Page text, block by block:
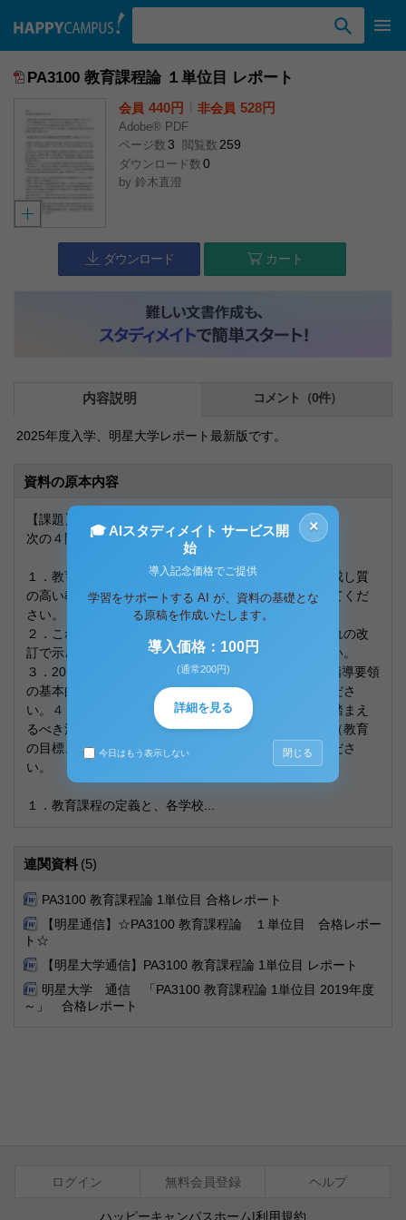
PA3100 教育課程論 １単位目 レポート
会員 440円 非会員 528円
Adobe® PDF
ページ数 3 閲覧数 259
ダウンロード数 0
by 鈴木直澄
ダウンロード カート
内容説明 コメント（0件）
2025年度入学、明星大学レポート最新版です。
資料の原本内容
【課題】
次の４問の中から２問を選択し、解答してください。
１．教育課程の定義と、各学校が適切な教育課程を編成し質
の高い教育活動を展開することの意義についてまとめてくだ
さい。
２．これまでの学習指導要領の変遷について、それぞれの改
訂で示された教育課程の特徴について説明してください。
３．2017・2018（平成29・30）年に改訂された学習指導要領
の基本的な考え方や主なポイントについて説明してくださ
い。４．学校で教育課程を編成・実施するに当たって踏まえ
るべき法令の概要について、教育課程の基本的な要素（教育
の目標、内容、授業時数）に留意しながら整理してくださ
い。
１．教育課程の定義と、各学校...
連関資料 (5)
PA3100 教育課程論 1単位目 合格レポート
【明星通信】☆PA3100 教育課程論 １単位目 合格レポー
ト☆
【明星大学通信】PA3100 教育課程論 1単位目 レポート
明星大学 通信 「PA3100 教育課程論 1単位目 2019年度
～」 合格レポート
ログイン 無料会員登録 ヘルプ
ハッピーキャンパスホーム|利用規約
×
🎓 AIスタディメイト サービス開
始
導入記念価格でご提供
学習をサポートする AI が、資料の基礎とな
る原稿を作成いたします。
導入価格：100円
(通常200円)
詳細を見る
今日はもう表示しない 閉じる